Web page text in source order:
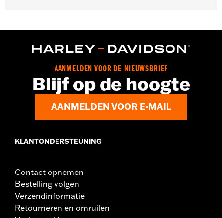
Functionele features:Geventileerd,Met capuchon,Action
Bodyprotectorzakken,Reflecterend
2 jaar beperkte garantie - Ga naarwww.h-
d.com/garantievoor meer info
Jacket Style:
AANMELDEN VOOR DE NIEUWSBRIEF
Blijf op de hoogte
AANMELDEN VOOR E-MAIL
KLANTONDERSTEUNING
Contact opnemen
Bestelling volgen
Verzendinformatie
Retourneren en omruilen